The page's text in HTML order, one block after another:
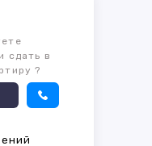
сдать в
?